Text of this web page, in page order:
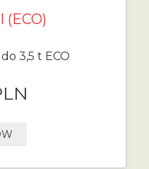
(ECO)
3,5 t ECO